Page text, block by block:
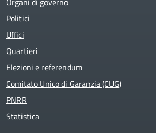
Politici
Uffici
Quartieri
Elezioni e referendum
Comitato Unico di Garanzia (CUG)
PNRR
Statistica